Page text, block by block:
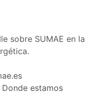
sobre SUMAE en la
Donde estamos